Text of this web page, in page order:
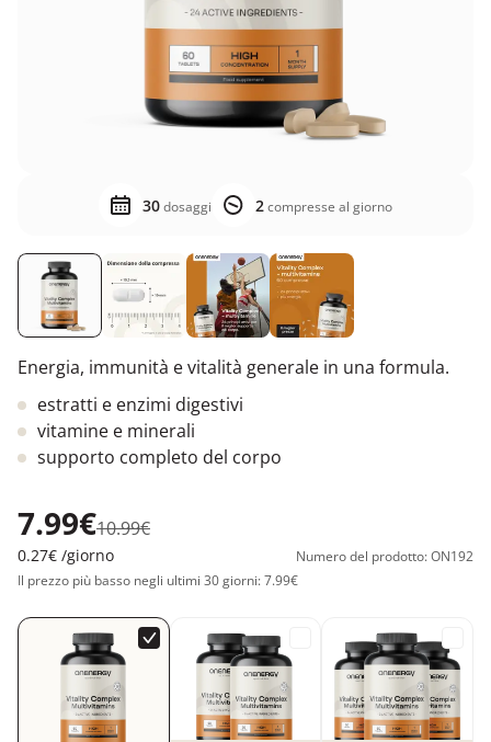
30dosaggi 2compresse al giorno
Energia, immunità e vitalità generale in una formula.
estratti e enzimi digestivi
vitamine e minerali
supporto completo del corpo
7.99€10.99€
0.27€ /giorno
Numero del prodotto: ON192
Il prezzo più basso negli ultimi 30 giorni: 7.99€